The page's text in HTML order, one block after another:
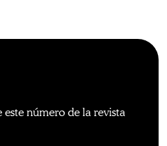
número de la revista